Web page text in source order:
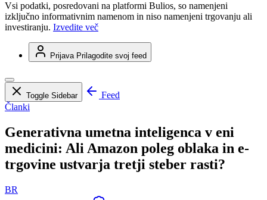
Vsi podatki, posredovani na platformi Bulios, so namenjeni
izključno informativnim namenom in niso namenjeni trgovanju ali
investiranju. Izvedite več
Prijava Prilagodite svoj feed
Toggle Sidebar
Feed
Članki
Generativna umetna inteligenca v eni
medicini: Ali Amazon poleg oblaka in e-
trgovine ustvarja tretji steber rasti?
BR